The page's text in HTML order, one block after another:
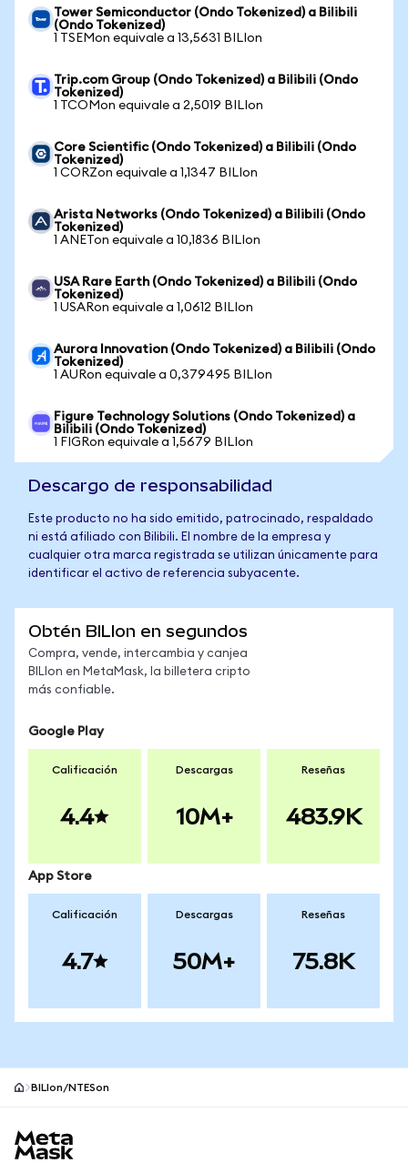
Tower Semiconductor (Ondo Tokenized) a Bilibili
(Ondo Tokenized)
1 TSEMon equivale a 13,5631 BILIon
Trip.com Group (Ondo Tokenized) a Bilibili (Ondo
Tokenized)
1 TCOMon equivale a 2,5019 BILIon
Core Scientific (Ondo Tokenized) a Bilibili (Ondo
Tokenized)
1 CORZon equivale a 1,1347 BILIon
Arista Networks (Ondo Tokenized) a Bilibili (Ondo
Tokenized)
1 ANETon equivale a 10,1836 BILIon
USA Rare Earth (Ondo Tokenized) a Bilibili (Ondo
Tokenized)
1 USARon equivale a 1,0612 BILIon
Aurora Innovation (Ondo Tokenized) a Bilibili (Ondo
Tokenized)
1 AURon equivale a 0,379495 BILIon
Figure Technology Solutions (Ondo Tokenized) a
Bilibili (Ondo Tokenized)
1 FIGRon equivale a 1,5679 BILIon
Descargo de responsabilidad
Este producto no ha sido emitido, patrocinado, respaldado
ni está afiliado con Bilibili. El nombre de la empresa y
cualquier otra marca registrada se utilizan únicamente para
identificar el activo de referencia subyacente.
Obtén BILIon en segundos
Compra, vende, intercambia y canjea
BILIon en MetaMask, la billetera cripto
más confiable.
Google Play
Calificación
4.4
Descargas
10M+
Reseñas
483.9K
App Store
Calificación
4.7
Descargas
50M+
Reseñas
75.8K
BILIon/NTESon